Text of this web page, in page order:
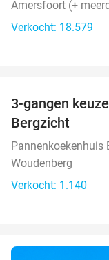
Amersfoort (+
Verkocht: 18.579
3-gangen
Bergzicht
Pannenkoekenhuis
Woudenberg
Verkocht: 1.140